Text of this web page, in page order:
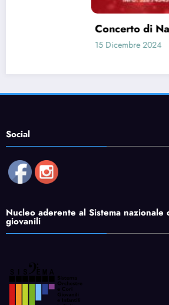
Concerto di Natale
Alessandro
Social
Nucleo aderente al Sistema
giovanili